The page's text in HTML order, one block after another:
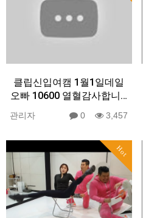
클립신입여캠 1월1일데일
오빠 10600 열혈감사합니…
관리자 0 3,457
Hot